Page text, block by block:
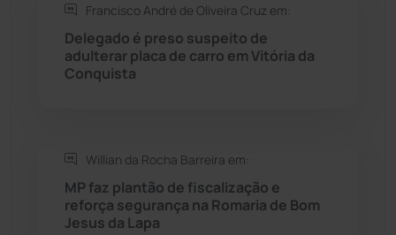
Rio do Antônio
Rio do Pires
Seabra
Sebastião Laranjeiras
Francisco André de Oliveira Cruz em:
Delegado é preso suspeito de
adulterar placa de carro em Vitória da
Conquista
Willian da Rocha Barreira em:
MP faz plantão de fiscalização e
reforça segurança na Romaria de Bom
Jesus da Lapa